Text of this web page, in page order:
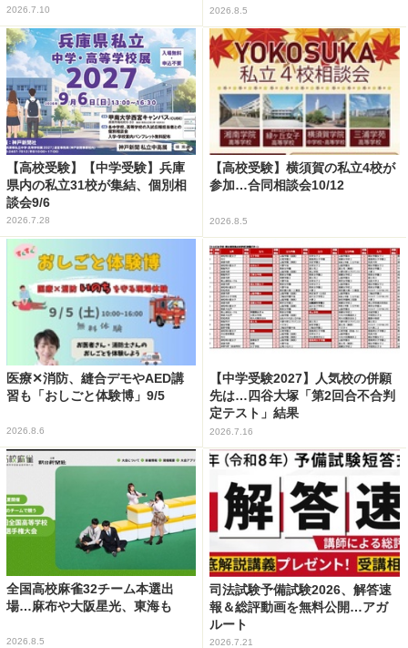
2026.7.10 2026.8.5
【高校受験】【中学受験】兵庫
県内の私立31校が集結、個別相
談会9/6
2026.7.28
【高校受験】横須賀の私立4校が
参加…合同相談会10/12
2026.8.5
医療✕消防、縫合デモやAED講
習も「おしごと体験博」9/5
2026.8.6
【中学受験2027】人気校の併願
先は…四谷大塚「第2回合不合判
定テスト」結果
2026.7.16
全国高校麻雀32チーム本選出
場…麻布や大阪星光、東海も
2026.8.5
司法試験予備試験2026、解答速
報＆総評動画を無料公開…アガ
ルート
2026.7.21